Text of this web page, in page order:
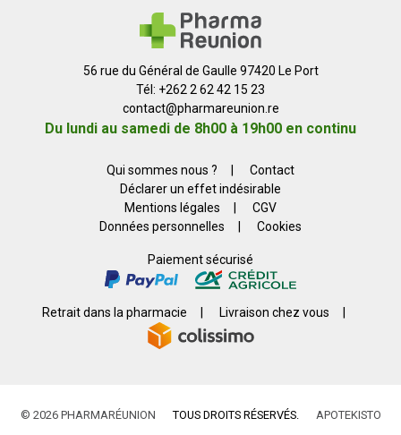
56 rue du Général de Gaulle 97420 Le Port
Tél: +262 2 62 42 15 23
contact@pharmareunion.re
Du lundi au samedi de 8h00 à 19h00 en continu
Qui sommes nous ?
Contact
Déclarer un effet indésirable
Mentions légales
CGV
Données personnelles
Cookies
Paiement sécurisé
Retrait dans la pharmacie Livraison chez vous
© 2026 PHARMARÉUNION TOUS DROITS RÉSERVÉS. APOTEKISTO